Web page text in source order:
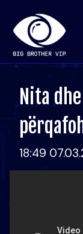
Nita
18:49